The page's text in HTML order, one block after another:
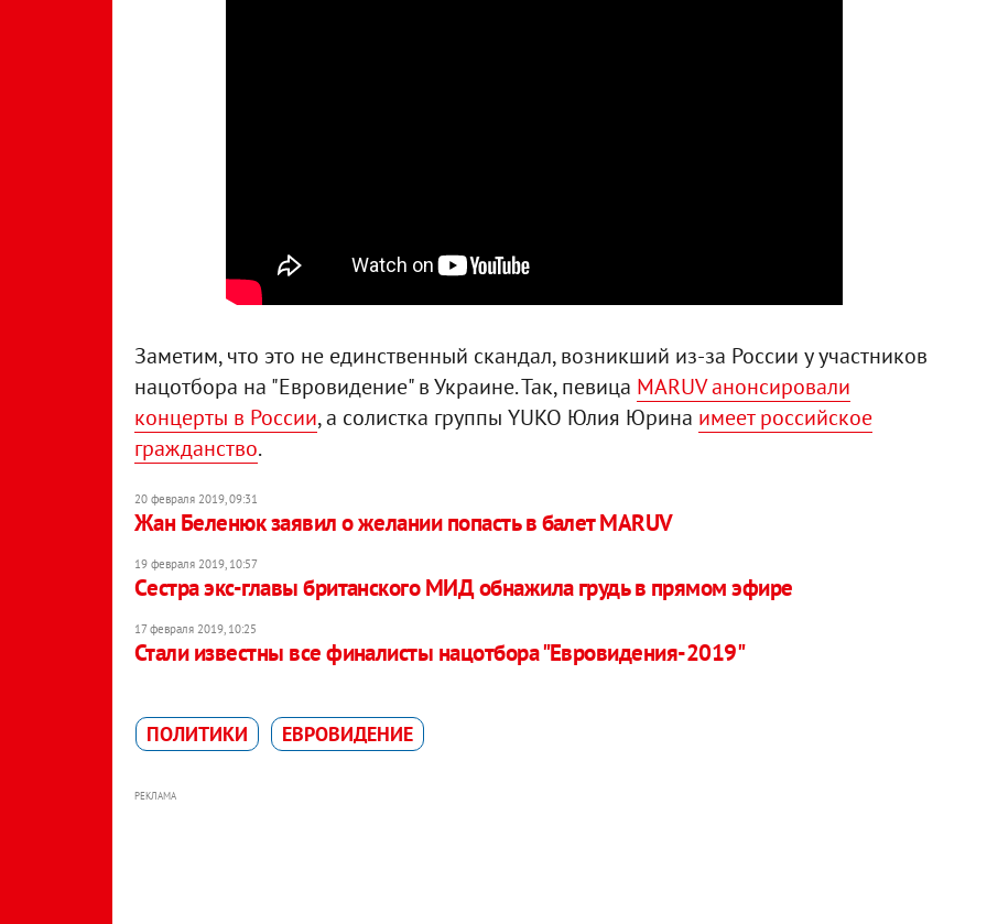
Заметим, что это не единственный скандал, возникший из-за России у участников
нацотбора на "Евровидение" в Украине. Так, певица MARUV анонсировали
концерты в России, а солистка группы YUKO Юлия Юрина имеет российское
гражданство.
20 февраля 2019, 09:31
Жан Беленюк заявил о желании попасть в балет MARUV
19 февраля 2019, 10:57
Cестра экс-главы британского МИД обнажила грудь в прямом эфире
17 февраля 2019, 10:25
Стали известны все финалисты нацотбора "Евровидения-2019"
ПОЛИТИКИ ЕВРОВИДЕНИЕ
РЕКЛАМА